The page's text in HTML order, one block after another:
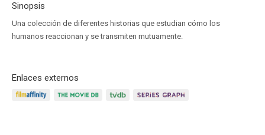
Sinopsis
Una colección de diferentes historias que estudian cómo los
humanos reaccionan y se transmiten mutuamente.
Enlaces externos